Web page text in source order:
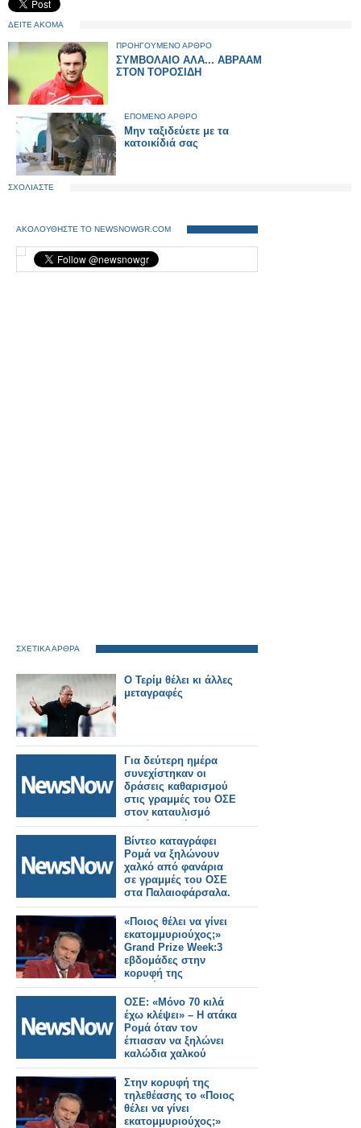
ΔΕΙΤΕ ΑΚΟΜΑ
ΠΡΟΗΓΟΥΜΕΝΟ ΑΡΘΡΟ
ΣΥΜΒΟΛΑΙΟ ΑΛΑ... ΑΒΡΑΑΜ
ΣΤΟΝ ΤΟΡΟΣΙΔΗ
ΕΠΟΜΕΝΟ ΑΡΘΡΟ
Μην ταξιδεύετε με τα
κατοικίδιά σας
ΣΧΟΛΙΑΣΤΕ
ΑΚΟΛΟΥΘΗΣΤΕ ΤΟ NEWSNOWGR.COM
ΣΧΕΤΙΚΑ ΑΡΘΡΑ
Ο Τερίμ θέλει κι άλλες
μεταγραφές
Για δεύτερη ημέρα
συνεχίστηκαν οι
δράσεις καθαρισμού
στις γραμμές του ΟΣΕ
στον καταυλισμό
Ρομά της Θήβας.
Βίντεο καταγράφει
Ρομά να ξηλώνουν
χαλκό από φανάρια
σε γραμμές του ΟΣΕ
στα Παλαιοφάρσαλα.
«Ποιος θέλει να γίνει
εκατομμυριούχος;»
Grand Prize Week:3
εβδομάδες στην
κορυφή της
τηλεθέασης
ΟΣΕ: «Μόνο 70 κιλά
έχω κλέψει» – Η ατάκα
Ρομά όταν τον
έπιασαν να ξηλώνει
καλώδια χαλκού
Στην κορυφή της
τηλεθέασης το «Ποιος
θέλει να γίνει
εκατομμυριούχος;»